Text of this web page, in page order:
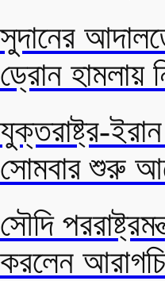
সুদানের
ড্রোন হামলায়
যুক্তরাষ্ট্র-
সোমবার শুরু
সৌদি
করলেন আরাগচি